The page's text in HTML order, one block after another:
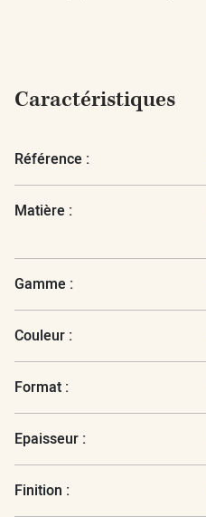
Caractéristiques
Référence :
Matière :
Gamme :
Couleur :
Format :
Epaisseur :
Finition :